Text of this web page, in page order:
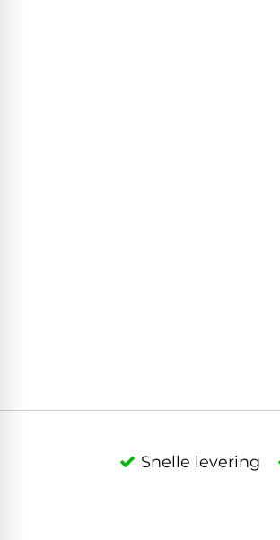
Snelle levering